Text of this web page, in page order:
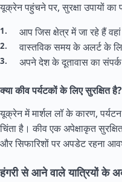
यूक्रेन पहुंचने पर, सुरक्षा उपायों का
आप जिस क्षेत्र में जा रहे हैं
वास्तविक समय के अलर्ट के
अपने देश के दूतावास का
क्या कीव पर्यटकों के लिए सुरक्षित है?
यूक्रेन में मार्शल लॉ के कारण,
चिंता है। कीव एक अपेक्षाकृत
और सिफारिशों पर अपडेट रहना
हंगरी से आने वाले यात्रियों के